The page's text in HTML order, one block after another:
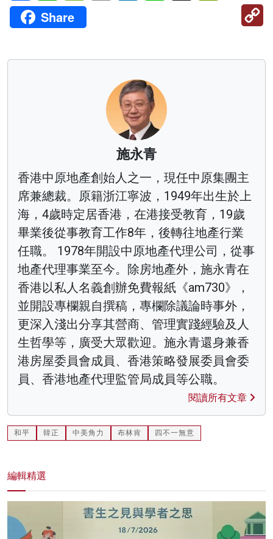
Share
施永青
香港中原地產創始人之一，現任中原集團主
席兼總裁。原籍浙江寧波，1949年出生於上
海，4歲時定居香港，在港接受教育，19歲
畢業後從事教育工作8年，後轉往地產行業
任職。 1978年開設中原地產代理公司，從事
地產代理事業至今。除房地產外，施永青在
香港以私人名義創辦免費報紙《am730》，
並開設專欄親自撰稿，專欄除議論時事外，
更深入淺出分享其營商、管理實踐經驗及人
生哲學等，廣受大眾歡迎。施永青還身兼香
港房屋委員會成員、香港策略發展委員會委
員、香港地產代理監管局成員等公職。
閱讀所有文章
和平 韓正 中美角力 布林肯 四不一無意
編輯精選